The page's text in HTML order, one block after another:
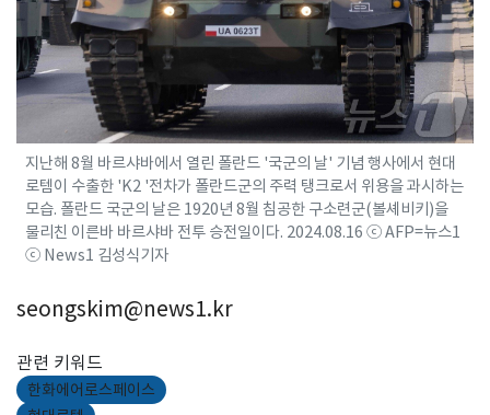
지난해 8월 바르샤바에서 열린 폴란드 '국군의 날' 기념 행사에서 현대
로템이 수출한 'K2 '전차가 폴란드군의 주력 탱크로서 위용을 과시하는
모습. 폴란드 국군의 날은 1920년 8월 침공한 구소련군(볼셰비키)을
물리친 이른바 바르샤바 전투 승전일이다. 2024.08.16 ⓒ AFP=뉴스1
ⓒ News1 김성식기자
seongskim@news1.kr
관련 키워드
한화에어로스페이스